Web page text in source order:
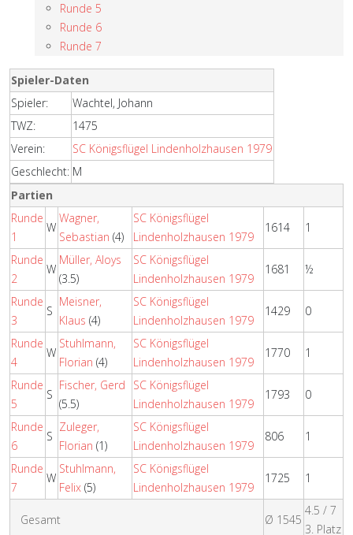
Runde 5
Runde 6
Runde 7
Spieler-Daten
Spieler:
Wachtel, Johann
TWZ:
1475
Verein:
SC Königsflügel Lindenholzhausen 1979
Geschlecht: M
Partien
Runde
1
W
Wagner,
Sebastian (4)
SC Königsflügel
Lindenholzhausen 1979
1614 1
Runde
2
W
Müller, Aloys
(3.5)
SC Königsflügel
Lindenholzhausen 1979
1681 ½
Runde
3
S
Meisner,
Klaus (4)
SC Königsflügel
Lindenholzhausen 1979
1429 0
Runde
4
W
Stuhlmann,
Florian (4)
SC Königsflügel
Lindenholzhausen 1979
1770 1
Runde
5
S
Fischer, Gerd
(5.5)
SC Königsflügel
Lindenholzhausen 1979
1793 0
Runde
6
S
Zuleger,
Florian (1)
SC Königsflügel
Lindenholzhausen 1979
806 1
Runde
7
W
Stuhlmann,
Felix (5)
SC Königsflügel
Lindenholzhausen 1979
1725 1
Gesamt Ø 1545
4.5 / 7
3. Platz